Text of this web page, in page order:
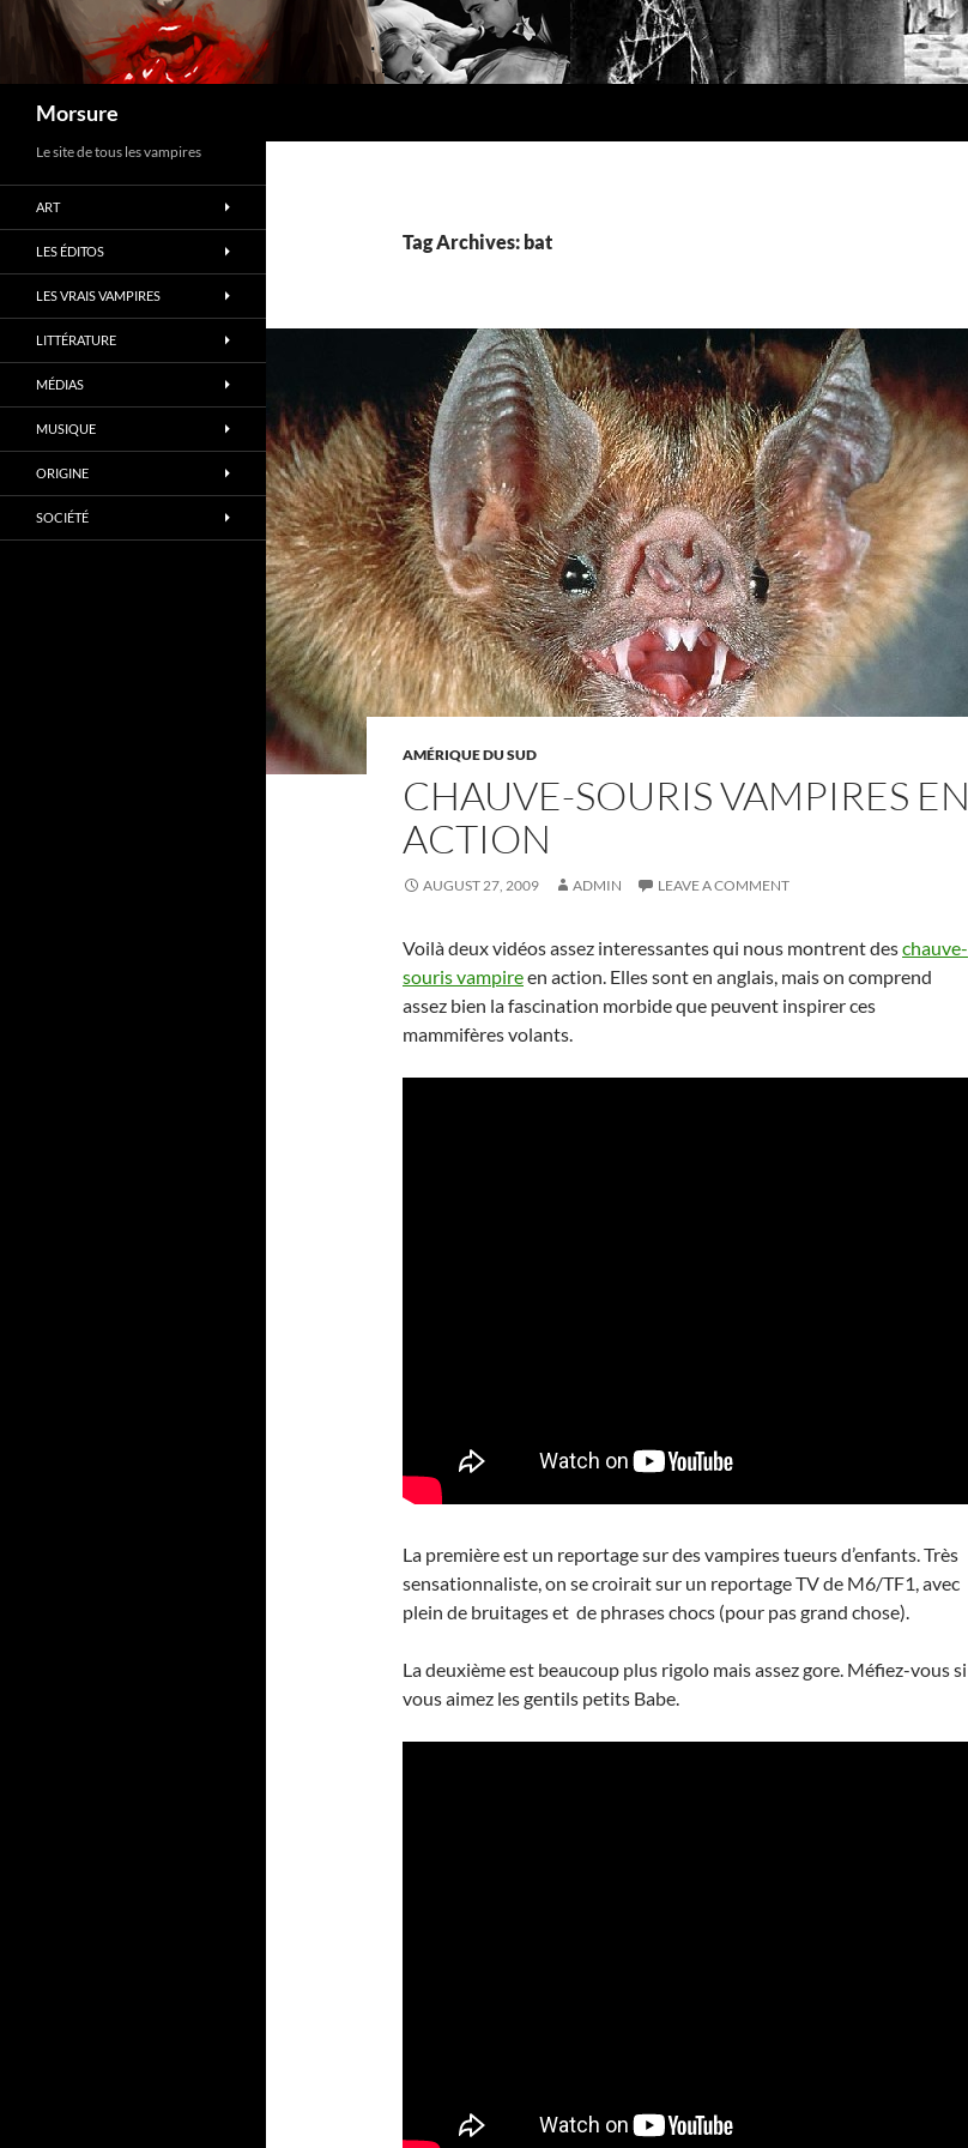
Morsure
Tag Archives: bat
AMÉRIQUE DU SUD
CHAUVE-SOURIS VAMPIRES EN
ACTION
AUGUST 27, 2009 ADMIN LEAVE A COMMENT
Voilà deux vidéos assez interessantes qui nous montrent deschauve-
souris vampireen action. Elles sont en anglais, mais on comprend
assez bien la fascination morbide que peuvent inspirer ces
mammifères volants.
La première est un reportage sur des vampires tueurs d’enfants. Très
sensationnaliste, on se croirait sur un reportage TV de M6/TF1, avec
plein de bruitages et de phrases chocs (pour pas grand chose).
La deuxième est beaucoup plus rigolo mais assez gore. Méfiez-vous si
vous aimez les gentils petits Babe.
Le site de tous les vampires
ART
LES ÉDITOS
LES VRAIS VAMPIRES
LITTÉRATURE
MÉDIAS
MUSIQUE
ORIGINE
SOCIÉTÉ